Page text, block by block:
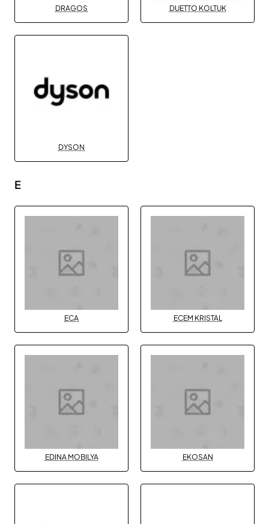
DRAGOS DUETTO KOLTUK
DYSON
E
ECA ECEM KRISTAL
EDINA MOBILYA EKOSAN